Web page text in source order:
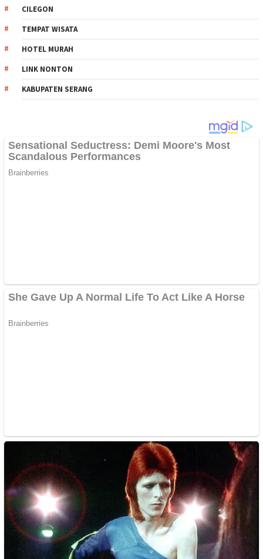
CILEGON
TEMPAT WISATA
HOTEL MURAH
LINK NONTON
KABUPATEN SERANG